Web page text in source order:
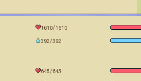
1610/1610
392/392
645/645